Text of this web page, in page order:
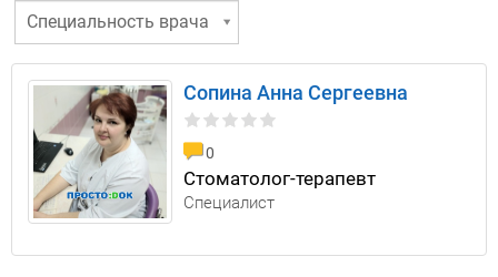
Специальность врача
Сопина Анна Сергеевна
0
Стоматолог-терапевт
Специалист